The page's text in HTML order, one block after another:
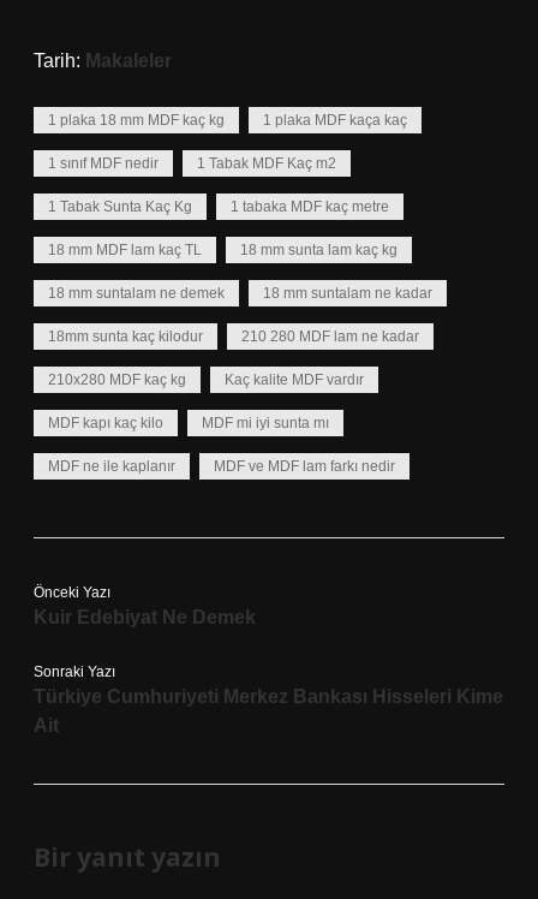
Tarih: Makaleler
1 plaka 18 mm MDF kaç kg 1 plaka MDF kaça kaç
1 sınıf MDF nedir 1 Tabak MDF Kaç m2
1 Tabak Sunta Kaç Kg 1 tabaka MDF kaç metre
18 mm MDF lam kaç TL 18 mm sunta lam kaç kg
18 mm suntalam ne demek 18 mm suntalam ne kadar
18mm sunta kaç kilodur 210 280 MDF lam ne kadar
210x280 MDF kaç kg Kaç kalite MDF vardır
MDF kapı kaç kilo MDF mi iyi sunta mı
MDF ne ile kaplanır MDF ve MDF lam farkı nedir
Önceki Yazı
Kuir Edebiyat Ne Demek
Sonraki Yazı
Türkiye Cumhuriyeti Merkez Bankası Hisseleri Kime
Ait
Bir yanıt yazın